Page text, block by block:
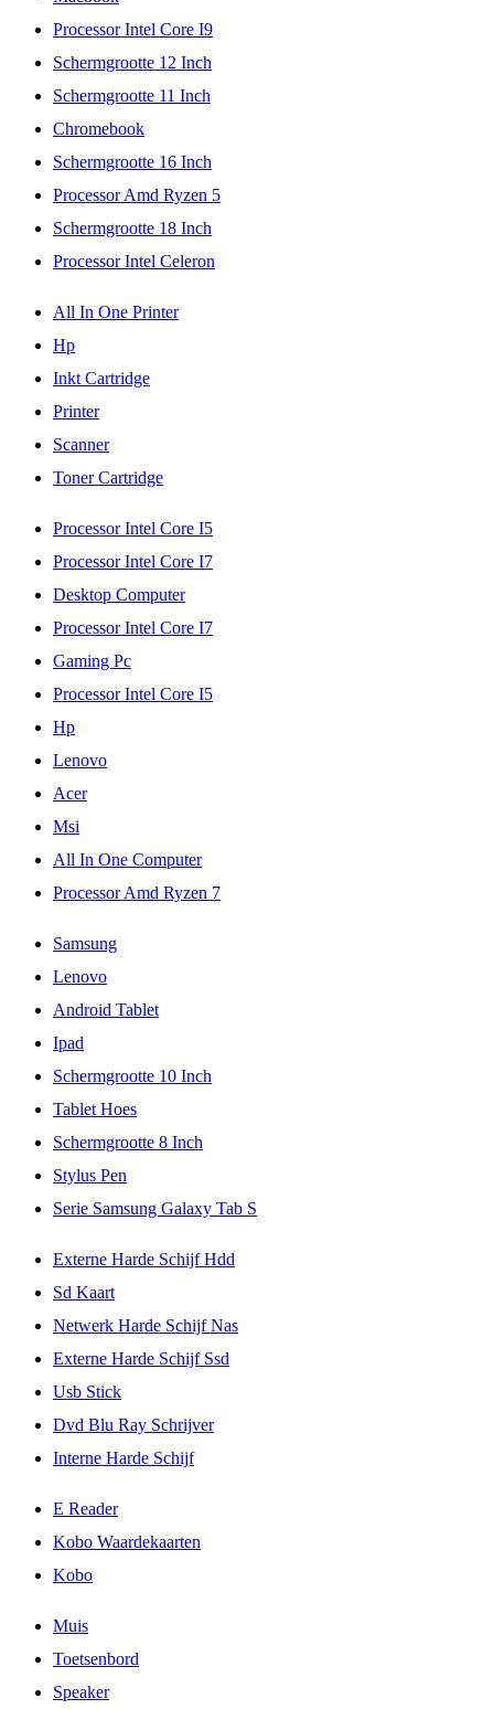
Processor Intel Core I9
Schermgrootte 12 Inch
Schermgrootte 11 Inch
Chromebook
Schermgrootte 16 Inch
Processor Amd Ryzen 5
Schermgrootte 18 Inch
Processor Intel Celeron
All In One Printer
Hp
Inkt Cartridge
Printer
Scanner
Toner Cartridge
Processor Intel Core I5
Processor Intel Core I7
Desktop Computer
Processor Intel Core I7
Gaming Pc
Processor Intel Core I5
Hp
Lenovo
Acer
Msi
All In One Computer
Processor Amd Ryzen 7
Samsung
Lenovo
Android Tablet
Ipad
Schermgrootte 10 Inch
Tablet Hoes
Schermgrootte 8 Inch
Stylus Pen
Serie Samsung Galaxy Tab S
Externe Harde Schijf Hdd
Sd Kaart
Netwerk Harde Schijf Nas
Externe Harde Schijf Ssd
Usb Stick
Dvd Blu Ray Schrijver
Interne Harde Schijf
E Reader
Kobo Waardekaarten
Kobo
Muis
Toetsenbord
Speaker